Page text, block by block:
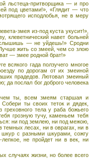
льстеца-притворщика — и про
под цветами!», «Глядит — что
исподлобья, не в меру
змея из-под куста укусит!»,
клеветнический навет больней
— не уйдешь!» Сродни
жить со змеей, чем со злою
— змее родной брат!»
всякого гада ползучего многое
по дорогам от их змеиной
прадедов. Лютовал змеиный
да послал бог доброго человека
ты, всем змеям старшая и
ты своих теток и дядек,
тела у раба божьего
грозную тучу, каменьем тебя
ни под землею, ни под межою,
темных лесах, ни в оврагах, ни в
с разными шкурами, сожгу
не пройдет ни в век, ни
случаях жизни, но более всего